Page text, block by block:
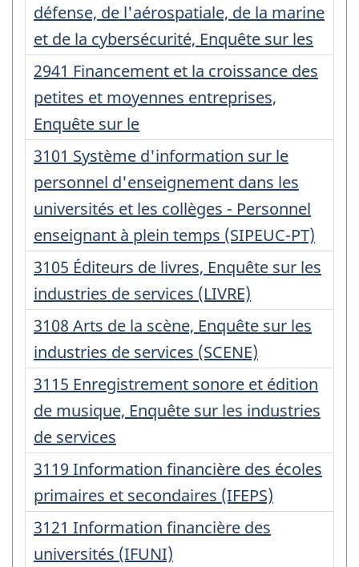
d'enregistrement
:
défense, de l'aérospatiale, de la marine
et de la cybersécurité, Enquête sur les
Numéro
d'enregistrement
:
2941 Financement et la croissance des
petites et moyennes entreprises,
Enquête sur le
Numéro
d'enregistrement
:
3101 Système d'information sur le
personnel d'enseignement dans les
universités et les collèges - Personnel
enseignant à plein temps (SIPEUC-PT)
Numéro
d'enregistrement
:
3105 Éditeurs de livres, Enquête sur les
industries de services (LIVRE)
Numéro
d'enregistrement
:
3108 Arts de la scène, Enquête sur les
industries de services (SCENE)
Numéro
d'enregistrement
:
3115 Enregistrement sonore et édition
de musique, Enquête sur les industries
de services
Numéro
d'enregistrement
:
3119 Information financière des écoles
primaires et secondaires (IFEPS)
Numéro
d'enregistrement
3121 Information financière des
universités (IFUNI)